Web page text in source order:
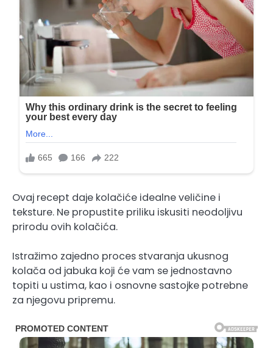
Ovaj recept daje kolačiće idealne veličine i
teksture. Ne propustite priliku iskusiti neodoljivu
prirodu ovih kolačića.
Istražimo zajedno proces stvaranja ukusnog
kolača od jabuka koji će vam se jednostavno
topiti u ustima, kao i osnovne sastojke potrebne
za njegovu pripremu.